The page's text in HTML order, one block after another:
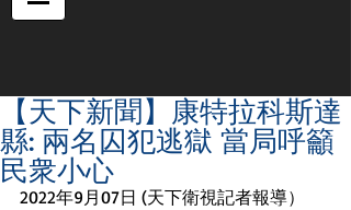
【天下新聞】康特拉科斯達
縣: 兩名囚犯逃獄 當局呼籲
民衆小心
2022年9月07日 (天下衛視記者報導）